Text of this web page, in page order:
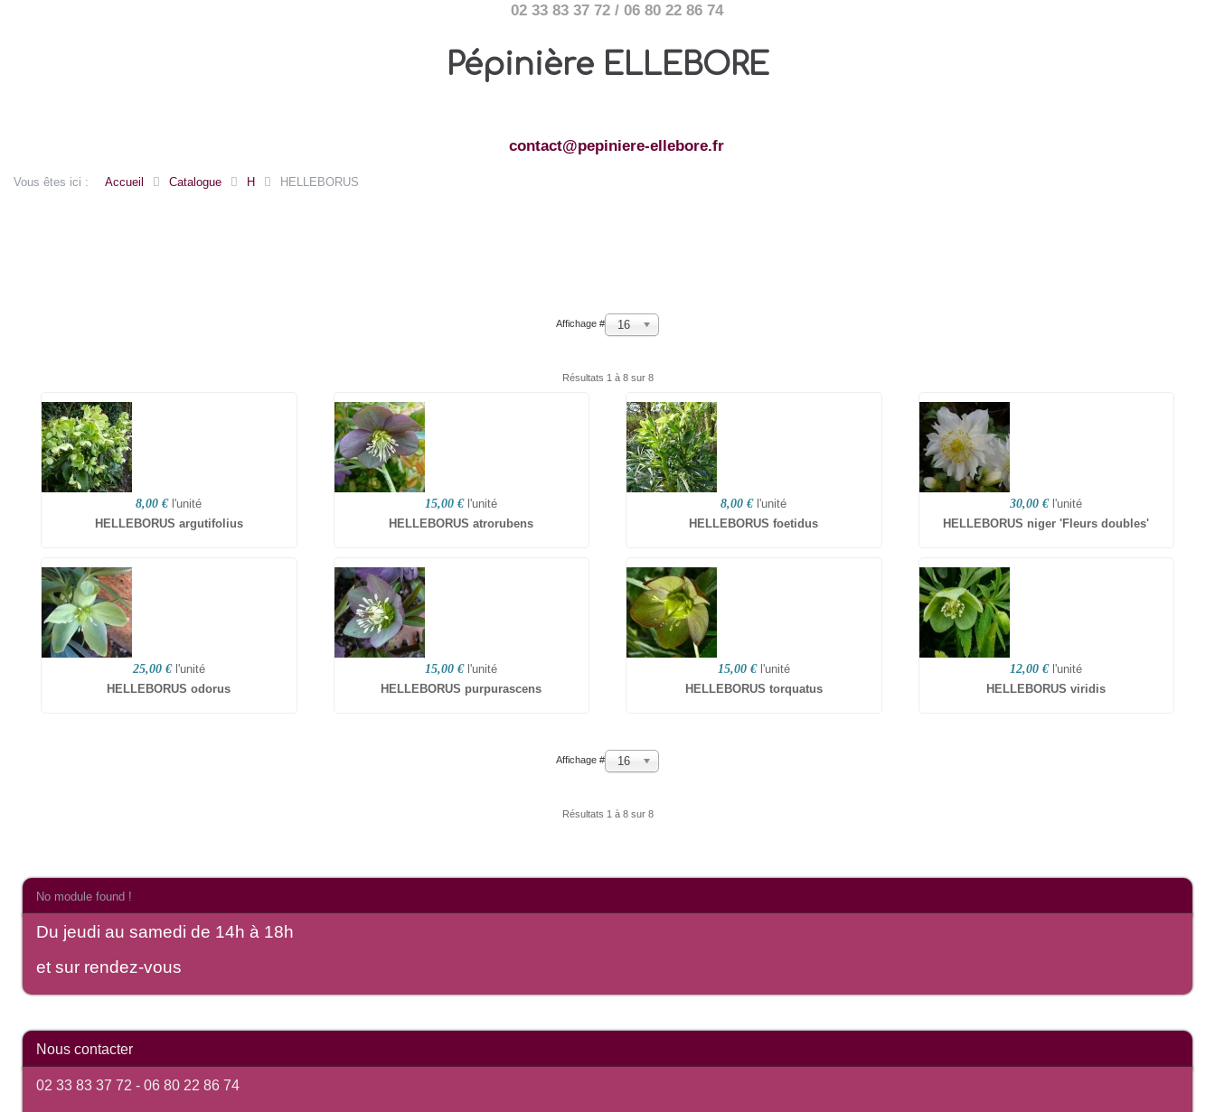
02 33 83 37 72 / 06 80 22 86 74
Pépinière ELLEBORE
contact@pepiniere-ellebore.fr
Vous êtes ici : Accueil Catalogue H HELLEBORUS
Affichage # 16
Résultats 1 à 8 sur 8
8,00 € l'unité
HELLEBORUS argutifolius
15,00 € l'unité
HELLEBORUS atrorubens
8,00 € l'unité
HELLEBORUS foetidus
30,00 € l'unité
HELLEBORUS niger 'Fleurs doubles'
25,00 € l'unité
HELLEBORUS odorus
15,00 € l'unité
HELLEBORUS purpurascens
15,00 € l'unité
HELLEBORUS torquatus
12,00 € l'unité
HELLEBORUS viridis
Affichage # 16
Résultats 1 à 8 sur 8
No module found !
Du jeudi au samedi de 14h à 18h
et sur rendez-vous
Nous contacter
02 33 83 37 72 - 06 80 22 86 74